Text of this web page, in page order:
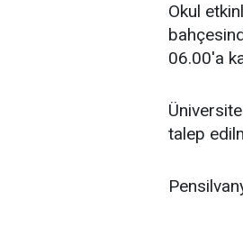
Okul
06.00'a
talep